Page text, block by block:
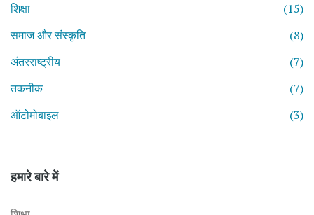
शिक्षा
(15)
समाज और संस्कृति
(8)
अंतरराष्ट्रीय
(7)
तकनीक
(7)
ऑटोमोबाइल
(3)
हमारे बारे में